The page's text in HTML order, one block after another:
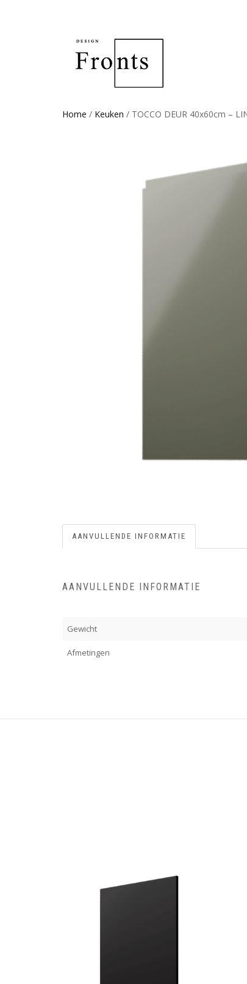
Home / Keuken / TOCCO DEUR 40x60cm –
AANVULLENDE INFORMATIE
AANVULLENDE INFORMATIE
Gewicht
Afmetingen